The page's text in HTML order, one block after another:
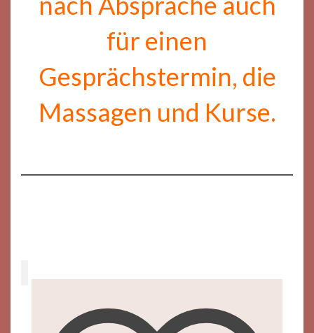
für einen
Gesprächstermin, die
Massagen und Kurse.